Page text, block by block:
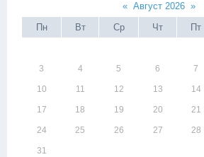
« Август 2026 »
Пн
Вт Ср Чт Пт
3 4 5 6 7
10 11 12 13 14
17 18 19 20 21
24 25 26 27 28
31